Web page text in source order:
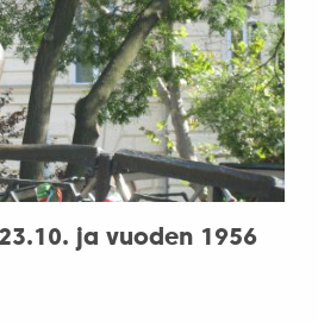
ja vuoden 1956